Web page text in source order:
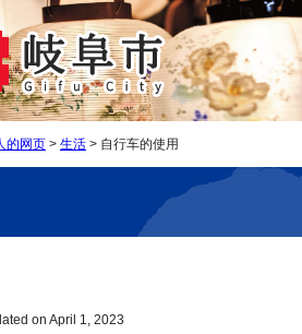
的网页 > 生活 > 自行车的使用
on April 1, 2023